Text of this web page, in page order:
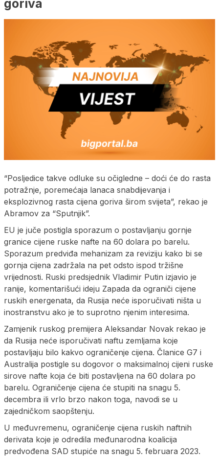
goriva
“Posljedice takve odluke su očigledne – doći će do rasta
potražnje, poremećaja lanaca snabdijevanja i
eksplozivnog rasta cijena goriva širom svijeta”, rekao je
Abramov za “Sputnjik”.
EU je juče postigla sporazum o postavljanju gornje
granice cijene ruske nafte na 60 dolara po barelu.
Sporazum predviđa mehanizam za reviziju kako bi se
gornja cijena zadržala na pet odsto ispod tržišne
vrijednosti. Ruski predsjednik Vladimir Putin izjavio je
ranije, komentarišući ideju Zapada da ograniči cijene
ruskih energenata, da Rusija neće isporučivati ništa u
inostranstvu ako je to suprotno njenim interesima.
Zamjenik ruskog premijera Aleksandar Novak rekao je
da Rusija neće isporučivati naftu zemljama koje
postavljaju bilo kakvo ograničenje cijena. Članice G7 i
Australija postigle su dogovor o maksimalnoj cijeni ruske
sirove nafte koja će biti postavljena na 60 dolara po
barelu. Ograničenje cijena će stupiti na snagu 5.
decembra ili vrlo brzo nakon toga, navodi se u
zajedničkom saopštenju.
U međuvremenu, ograničenje cijena ruskih naftnih
derivata koje je odredila međunarodna koalicija
predvođena SAD stupiće na snagu 5. februara 2023.